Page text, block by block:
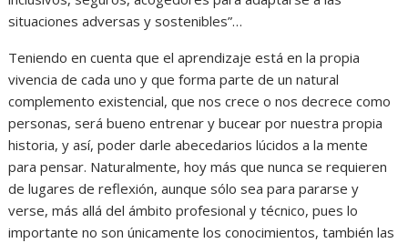
situaciones adversas y sostenibles”…
Teniendo en cuenta que el aprendizaje está en la propia
vivencia de cada uno y que forma parte de un natural
complemento existencial, que nos crece o nos decrece como
personas, será bueno entrenar y bucear por nuestra propia
historia, y así, poder darle abecedarios lúcidos a la mente
para pensar. Naturalmente, hoy más que nunca se requieren
de lugares de reflexión, aunque sólo sea para pararse y
verse, más allá del ámbito profesional y técnico, pues lo
importante no son únicamente los conocimientos, también las